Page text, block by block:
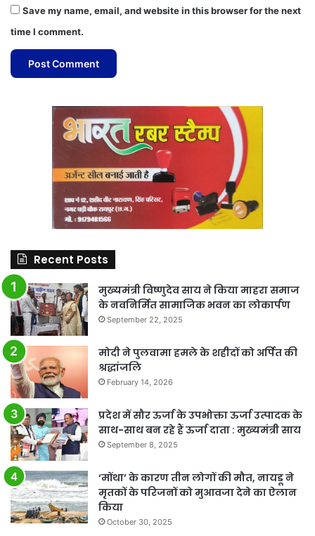
Save my name, email, and website in this browser for the next
time I comment.
Recent Posts
मुख्यमंत्री विष्णुदेव साय ने किया माहरा समाज
के नवनिर्मित सामाजिक भवन का लोकार्पण
September 22, 2025
मोदी ने पुलवामा हमले के शहीदों को अर्पित की
श्रद्धांजलि
February 14, 2026
प्रदेश में सौर ऊर्जा के उपभोक्ता ऊर्जा उत्पादक के
साथ-साथ बन रहे हैं ऊर्जा दाता : मुख्यमंत्री साय
September 8, 2025
‘मोंथा’ के कारण तीन लोगों की मौत, नायडू ने
मृतकों के परिजनों को मुआवजा देने का ऐलान
किया
October 30, 2025